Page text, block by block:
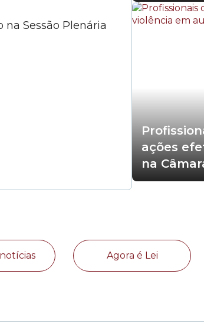
na Sessão Plenária
ações
na
Agora é Lei